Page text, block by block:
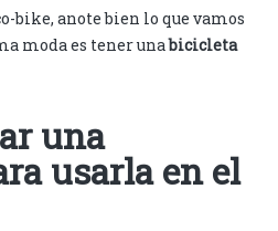
bike, anote bien lo que vamos
moda es tener unabicicleta
una
usarla en el